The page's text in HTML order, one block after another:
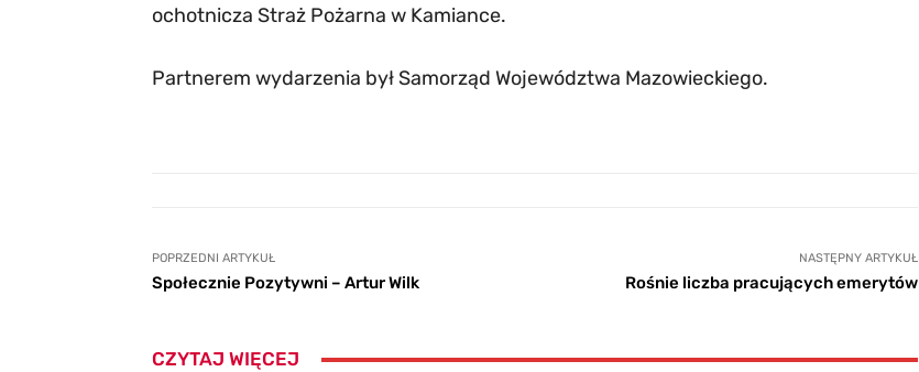
ochotnicza Straż Pożarna w Kamiance.
Partnerem wydarzenia był Samorząd Województwa Mazowieckiego.
POPRZEDNI ARTYKUŁ
Społecznie Pozytywni – Artur Wilk
NASTĘPNY ARTYKUŁ
Rośnie liczba pracujących emerytów
CZYTAJ WIĘCEJ